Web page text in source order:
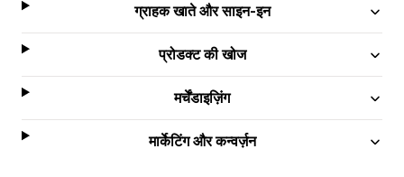
ग्राहक खाते और साइन-इन
प्रोडक्ट की खोज
मर्चेंडाइज़िंग
मार्केटिंग और कन्वर्ज़न